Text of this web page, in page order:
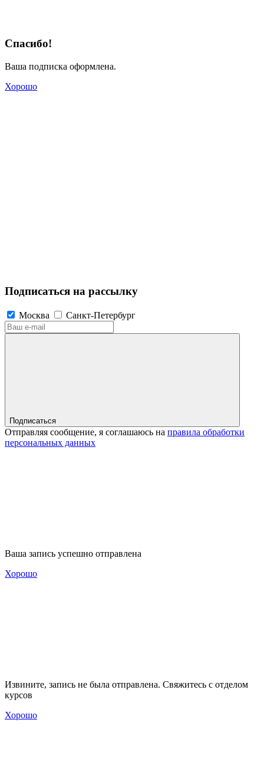
Спасибо!
Ваша подписка оформлена.
Хорошо
Подписаться на рассылку
Москва Санкт-Петербург
Подписаться
Отправляя сообщение, я соглашаюсь на правила обработки
персональных данных
Ваша запись успешно отправлена
Хорошо
Извините, запись не была отправлена. Свяжитесь с отделом
курсов
Хорошо